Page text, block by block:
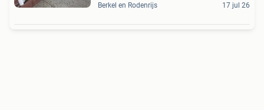
Berkel en Rodenrijs 17 jul 26